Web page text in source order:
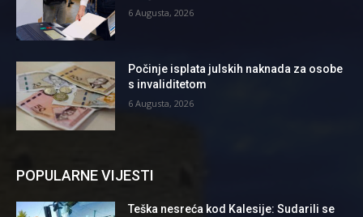
6 Augusta, 2026
Počinje isplata julskih naknada za osobe
s invaliditetom
6 Augusta, 2026
POPULARNE VIJESTI
Teška nesreća kod Kalesije: Sudarili se